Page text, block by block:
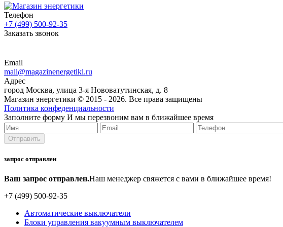
Телефон
+7 (499) 500-92-35
Заказать звонок
Email
mail@magazinenergetiki.ru
Адрес
город Москва, улица 3-я Нововатутинская, д. 8
Магазин энергетики © 2015 - 2026. Все права защищены
Политика конфеденциальности
Заполните форму И мы перезвоним вам в ближайшее время
запрос отправлен
Ваш запрос отправлен.Наш менеджер свяжется с вами в ближайшее время!
+7 (499) 500-92-35
Автоматические выключатели
Блоки управления вакуумным выключателем